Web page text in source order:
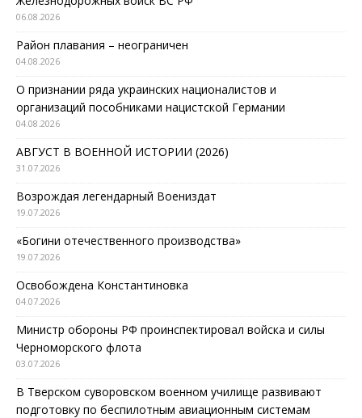
06.08.2026
Район плавания – неограничен
04.08.2026
О признании ряда украинских националистов и
организаций пособниками нацистской Германии
04.08.2026
АВГУСТ В ВОЕННОЙ ИСТОРИИ (2026)
31.07.2026
Возрождая легендарный Воениздат
19.07.2026
«Богини отечественного производства»
19.07.2026
Освобождена Константиновка
04.07.2026
Министр обороны РФ проинспектировал войска и силы
Черноморского флота
03.07.2026
В Тверском суворовском военном училище развивают
подготовку по беспилотным авиационным системам